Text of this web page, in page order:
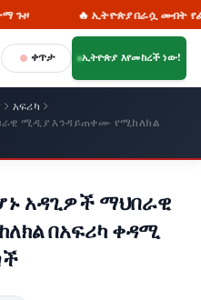
🔥 ኢትዮጵያ በራሷ መብት የፈቃድ
ቀጥታ ኢትዮጵያ እየመከረች ነው!
አፍሪካ
ሚዲያ እንዳይጠቀሙ የሚከለክል
አዳጊዎች ማህበራዊ
በአፍሪካ ቀዳሚ